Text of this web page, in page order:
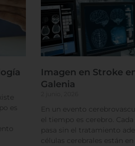
es
Imagen en Stroke
Galenia
En un evento
el tiempo es cerebro.
pasa sin el tratamiento
células cerebrales están
Confirmar mis